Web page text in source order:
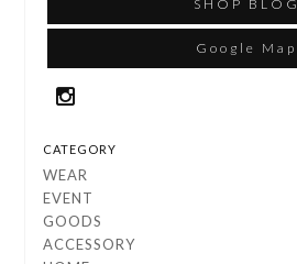
SHOP BLOG
Google Map
CATEGORY
WEAR
EVENT
GOODS
ACCESSORY